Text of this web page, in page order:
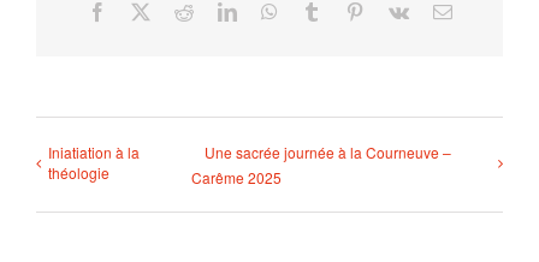
Facebook RedditLinkedInWhatsApp
Tumblr Pinterest
Vk Email
Iniatiation à la
théologie
Une sacrée journée à la Courneuve –
Carême 2025